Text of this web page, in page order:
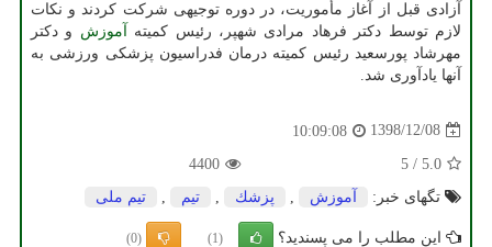
آزادی قبل از آغاز مأموریت، در دوره توجیهی شركت كردند و نكات
لازم توسط دكتر فرهاد مرادی شهپر، رئیس كمیته
آموزش و دكتر
مهرشاد پورسعید رئیس كمیته درمان فدراسیون پزشكی ورزشی به
آنها یادآوری شد.
1398/12/08
10:09:08
5.0
/
5
4400
تگهای خبر:
آموزش پزشك تیم تیم ملی
این مطلب را می پسندید؟ (1)
(0)